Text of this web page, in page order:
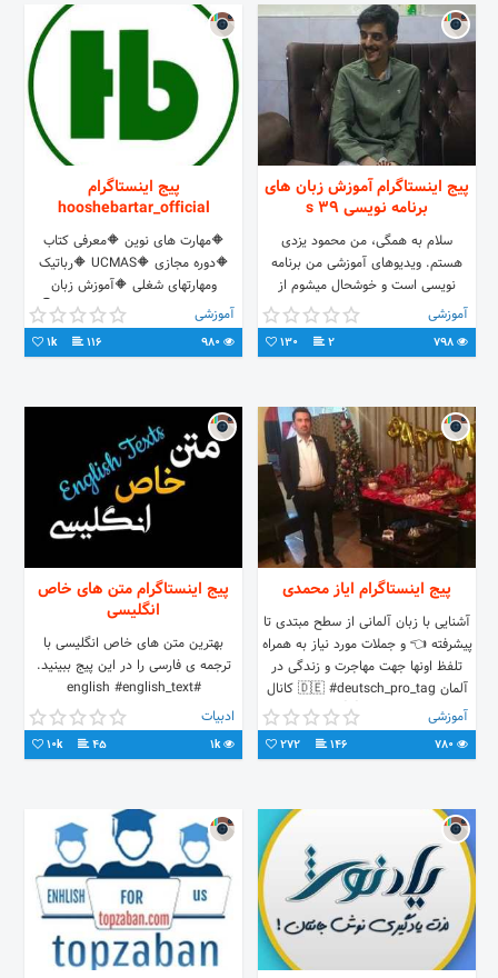
پیج اینستاگرام آموزش زبان های
برنامه نویسی 39 s
سلام به همگی، من محمود یزدی
هستم. ویدیوهای آموزشی من برنامه
نویسی است و خوشحال میشوم از
ویدیوهای من دیدن کنید و آنها را برای
دیگران به اشتراک بگذارید.
آموزشی
2
130
پیج اینستاگرام
hooshebartar_official
🔶️مهارت های نوین 🔶️معرفی کتاب
🔶️دوره مجازی 🔶️UCMAS 🔶️رباتیک
ومهارتهای شغلی 🔶️آموزش زبان
انگلیسی متد فریزبی شماره تماس👇
☎️021-44528445,44515127
آموزشی
116
1k
پیج اینستاگرام ایاز محمدی
آشنایی با زبان آلمانی از سطح مبتدی تا
پیشرفته 👈 و جملات مورد نیاز به همراه
تلفظ اونها جهت مهاجرت و زندگی در
آلمان 🇩🇪 #deutsch_pro_tag کانال
تلگرام👇👇
آموزشی
146
272
پیج اینستاگرام متن های خاص
انگلیسی
بهترین متن های خاص انگلیسی با
ترجمه ی فارسی را در این پیج ببینید.
#english #english_text
#english_learner #متن_خاص
#متن_انگلیسی #اموزش_زبان #انگیزشی
ادبیات
1k
45
10k